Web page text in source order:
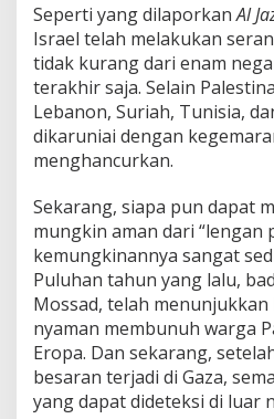
Seperti yang dilaporkanAl
Israel telah melakukan
tidak kurang dari enam
terakhir saja. Selain
Lebanon, Suriah, Tunisia,
dikaruniai dengan
menghancurkan.
Sekarang, siapa pun dapat
mungkin aman dari “lengan
kemungkinannya sangat
Puluhan tahun yang lalu,
Mossad, telah
nyaman membunuh warga
Eropa. Dan sekarang,
besaran terjadi di Gaza,
yang dapat dideteksi di luar